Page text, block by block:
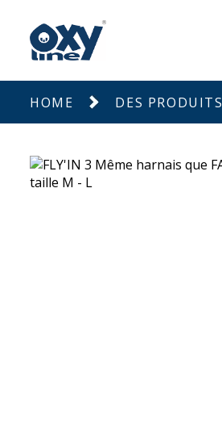
HOME DES PRODUITS